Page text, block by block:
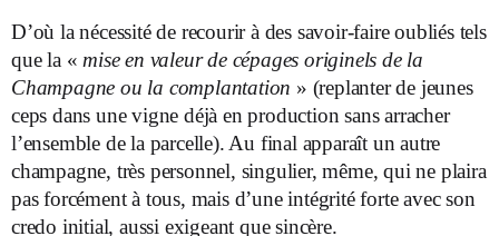
D’où la nécessité de recourir à des savoir-faire oubliés tels
que la «mise en valeur de cépages originels de la
Champagne ou la complantation » (replanter de jeunes
ceps dans une vigne déjà en production sans arracher
l’ensemble de la parcelle). Au final apparaît un autre
champagne, très personnel, singulier, même, qui ne plaira
pas forcément à tous, mais d’une intégrité forte avec son
credo initial, aussi exigeant que sincère.